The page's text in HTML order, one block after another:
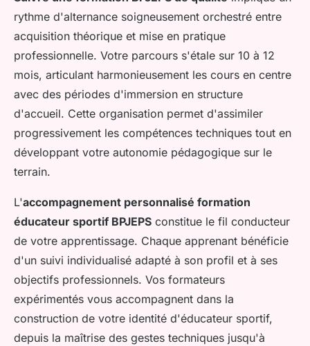
rythme d'alternance soigneusement orchestré entre
acquisition théorique et mise en pratique
professionnelle. Votre parcours s'étale sur 10 à 12
mois, articulant harmonieusement les cours en centre
avec des périodes d'immersion en structure
d'accueil. Cette organisation permet d'assimiler
progressivement les compétences techniques tout en
développant votre autonomie pédagogique sur le
terrain.
L'accompagnement personnalisé formation
éducateur sportif BPJEPS constitue le fil conducteur
de votre apprentissage. Chaque apprenant bénéficie
d'un suivi individualisé adapté à son profil et à ses
objectifs professionnels. Vos formateurs
expérimentés vous accompagnent dans la
construction de votre identité d'éducateur sportif,
depuis la maîtrise des gestes techniques jusqu'à